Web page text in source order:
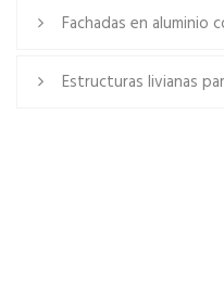
Fachadas en aluminio
Estructuras livianas